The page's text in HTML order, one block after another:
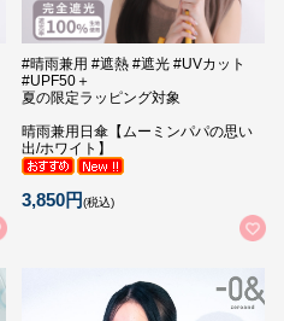
#晴雨兼用 #遮熱 #遮光 #UVカット
#UPF50＋
夏の限定ラッピング対象
晴雨兼用日傘【ムーミンパパの思い
出/ホワイト】
3,850円(税込)